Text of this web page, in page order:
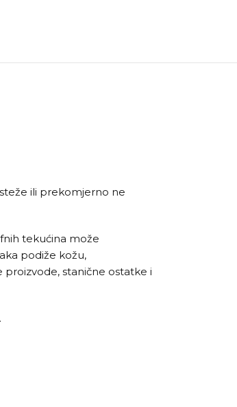
ili prekomjerno ne
tekućina može
podiže kožu,
stanične ostatke i